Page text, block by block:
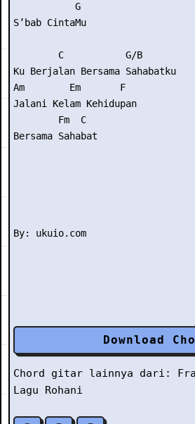
           G
S’bab CintaMu
        C           G/B
Ku Berjalan Bersama Sahabatku
Am        Em       F
Jalani Kelam Kehidupan
        Fm  C
Bersama Sahabat
Download
Chord gitar lainnya dari:
Lagu Rohani